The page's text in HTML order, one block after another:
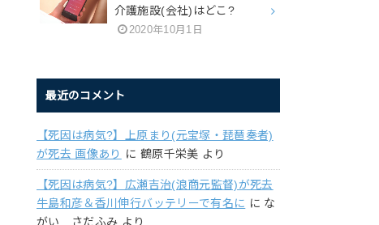
介護施設(会社)はどこ?
2020年10月1日
最近のコメント
【死因は病気?】上原まり(元宝塚・琵琶奏者)
が死去 画像あり
に 鶴原千栄美 より
【死因は病気?】広瀬吉治(浪商元監督)が死去
牛島和彦＆香川伸行バッテリーで有名に に な
がい さだふみ より